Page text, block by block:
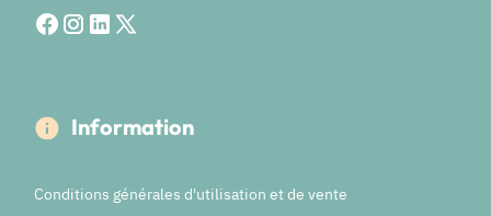
Information
Conditions générales d'utilisation et de vente